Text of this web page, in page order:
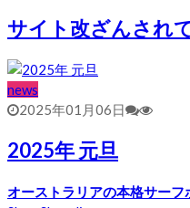
サイト改ざんされ
news
2025年01月06日
2025年 元旦
オーストラリアの本格サーフ